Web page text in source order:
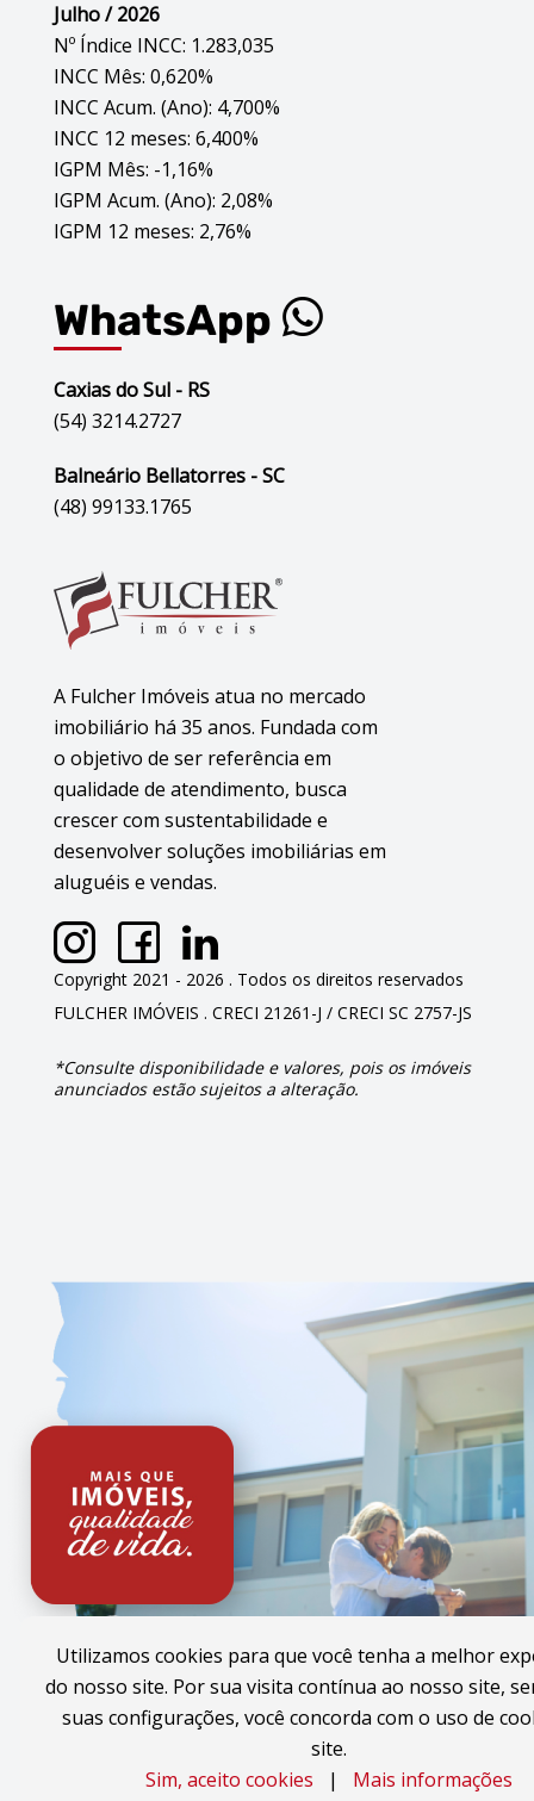
Utilizamos cookies para que você tenha a melhor
do nosso site. Por sua visita contínua ao nosso site,
suas configurações, você concorda com o uso de
site.
Sim, aceito cookies | Mais informações
Copyright 2021 - 2026 . Todos os direitos reservados
FULCHER IMÓVEIS . CRECI 21261-J / CRECI SC 2757-JS
*Consulte disponibilidade e valores, pois os imóveis
anunciados estão sujeitos a alteração.
Julho / 2026
Nº Índice INCC: 1.283,035
INCC Mês: 0,620%
INCC Acum. (Ano): 4,700%
INCC 12 meses: 6,400%
IGPM Mês: -1,16%
IGPM Acum. (Ano): 2,08%
IGPM 12 meses: 2,76%
WhatsApp
Caxias do Sul - RS
(54) 3214.2727
Balneário Bellatorres - SC
(48) 99133.1765
A Fulcher Imóveis atua no mercado
imobiliário há 35 anos. Fundada com
o objetivo de ser referência em
qualidade de atendimento, busca
crescer com sustentabilidade e
desenvolver soluções imobiliárias em
aluguéis e vendas.